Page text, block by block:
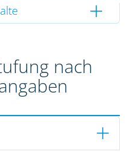
nach